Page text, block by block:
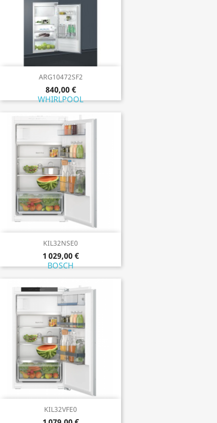
ARG10472SF2
840,00 €
WHIRLPOOL
KIL32NSE0
1 029,00 €
BOSCH
KIL32VFE0